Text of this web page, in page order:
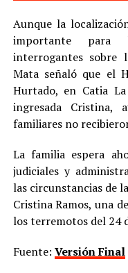
Aunque la
importante para
interrogantes sobre
Mata señaló que el
Hurtado, en Catia
ingresada Cristina,
familiares no
La familia espera
judiciales y
las circunstancias de
Cristina Ramos, una
los terremotos del 24
Fuente: Versión Final